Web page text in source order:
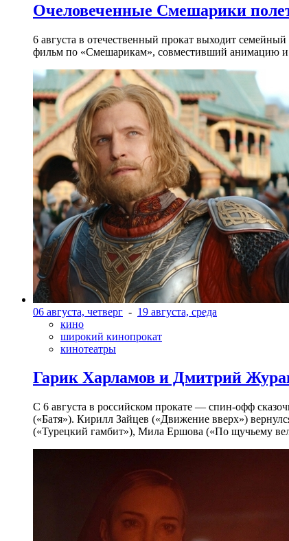
Очеловеченные Смешарики
6 августа в отечественный прокат выходит
фильм по «Смешарикам», совместивший анимацию и
06 августа, четверг - 19 августа, среда
кино
широкий кинопрокат
кинотеатры
Гарик Харламов и Дмитрий
С 6 августа в российском прокате — спин-офф
(«Батя»). Кирилл Зайцев («Движение вверх»)
(«Турецкий гамбит»), Мила Ершова («По щучьему